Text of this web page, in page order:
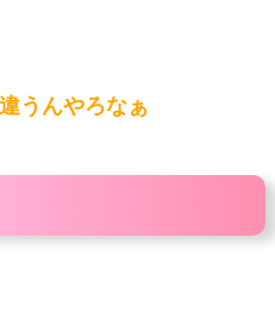
うんやろなぁ